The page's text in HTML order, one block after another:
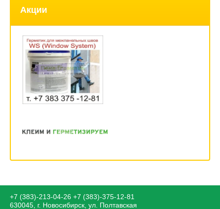
Акции
+7 (383)-213-04-26 +7 (383)-375-12-81
630045, г. Новосибирск, ул. Полтавская